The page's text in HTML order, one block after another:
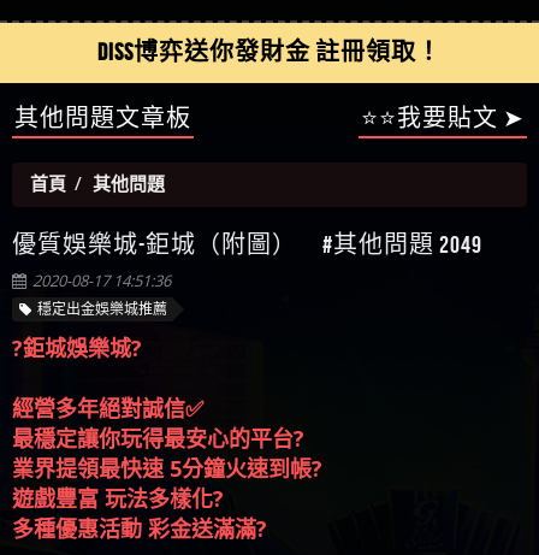
本文教你如何拿回被騙資金
是詐騙 M.L.Edge是詐騙嗎 【M.L.Edge】M.L.Edge無法出
金 被M.L.Edge詐騙的錢一招拿回
費討回資金賴zg369】Robinhood是詐騙嗎 Robinhood是
不是詐騙 Robinhood是真的嗎 被Robinhood詐騙的錢怎
麼辦 本文教你如何拿回被騙資金
【其他問題】FLTO詐騙持續收割國人中【免費討回
資金賴zg369】FLTO是詐騙嗎 FLTO是不是詐騙 FLTO是
真的嗎 被FLTO詐騙的錢怎麼辦 本文教你如何拿回
被騙資金
【其他問題】 遇詐騙求救賴【zg369】八旬老翁被
ALYWS詐騙家破人亡 ALYWS是真的嗎 ALYWS是不是詐騙
ALYWS是詐騙嗎 （ALYWS）無法出金 請小心群組暗椿
【其他問題】 一招教你揭秘新型詐騙手法 （受害
者免費援助賴zg369）當當詐騙 當當是不是詐騙 當
利回報被騙的家破人亡
【AVA娛樂城】還會自己做假對話來毀謗欸哈哈哈
【陳順堪】黑網不出金
【黃伊珊】不推薦爛公司
【陳順堪】星匯娛樂城出金幾次後贏錢就不給出
金
【陳順堪】黑網出金幾次後贏了就不出金出
【玩運彩】
【蘇俊曄】所以會出金嗎現在也是一樣的狀況
【侯依揚】廢物喔
DISS博弈送你發財金 註冊領取！
優質娛樂城-鉅城（附圖） #其他問題 2049
2020-08-17 14:51:36
穩定出金娛樂城推薦
經營多年絕對誠信✅
最穩定讓你玩得最安心的平台?
業界提領最快速 5分鐘火速到帳?
遊戲豐富 玩法多樣化?